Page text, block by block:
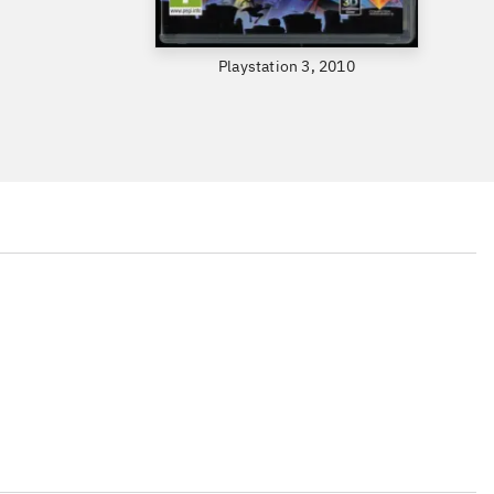
Playstation 3, 2010